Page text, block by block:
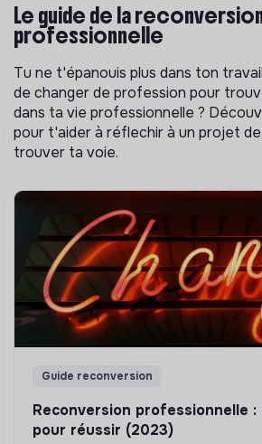
Le guide de la
professionnelle
Tu ne t'épanouis plus dans ton
de changer de profession pour
dans ta vie professionnelle ?
pour t'aider à réflechir à un projet
trouver ta voie.
Guide reconversion
Reconversion professionnelle
pour réussir (2023)